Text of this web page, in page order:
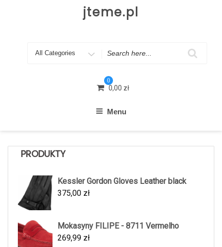
jteme.pl
Search
0
0,00 zł
Menu
PRODUKTY
Kessler Gordon Gloves Leather black
375,00 zł
Mokasyny FILIPE - 8711 Vermelho
269,99 zł